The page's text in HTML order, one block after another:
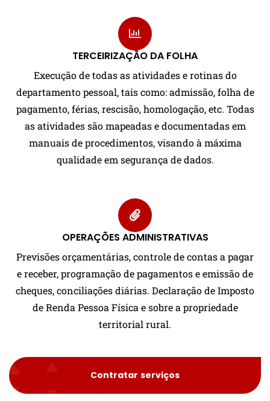
TERCEIRIZAÇÃO DA FOLHA
Execução de todas as atividades e rotinas do
departamento pessoal, tais como: admissão, folha de
pagamento, férias, rescisão, homologação, etc. Todas
as atividades são mapeadas e documentadas em
manuais de procedimentos, visando à máxima
qualidade em segurança de dados.
OPERAÇÕES ADMINISTRATIVAS
Previsões orçamentárias, controle de contas a pagar
e receber, programação de pagamentos e emissão de
cheques, conciliações diárias. Declaração de Imposto
de Renda Pessoa Física e sobre a propriedade
territorial rural.
Contratar serviços